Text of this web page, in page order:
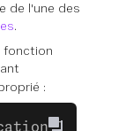
de l'une des
.
fonction
:
ID and